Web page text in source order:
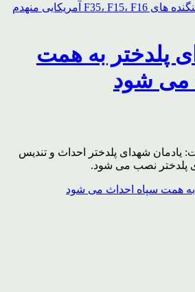
محل استقرار جنگنده های F35، F15، F16 آمریکایی منهدم
پلدختر به همت
می شود
یادمان شهدای پلدختر احداث و تندیس
پلدختر نصب می شود.